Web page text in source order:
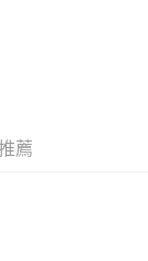
業銀行
薦